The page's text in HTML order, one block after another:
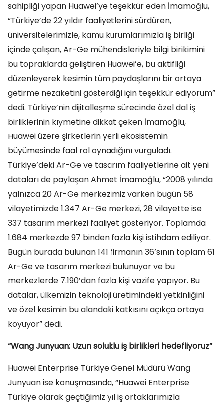
sahipliği yapan Huawei’ye teşekkür eden İmamoğlu,
“Türkiye’de 22 yıldır faaliyetlerini sürdüren,
üniversitelerimizle, kamu kurumlarımızla iş birliği
içinde çalışan, Ar-Ge mühendisleriyle bilgi birikimini
bu topraklarda geliştiren Huawei’e, bu aktifliği
düzenleyerek kesimin tüm paydaşlarını bir ortaya
getirme nezaketini gösterdiği için teşekkür ediyorum”
dedi. Türkiye’nin dijitalleşme sürecinde özel dal iş
birliklerinin kıymetine dikkat çeken İmamoğlu,
Huawei üzere şirketlerin yerli ekosistemin
büyümesinde faal rol oynadığını vurguladı.
Türkiye’deki Ar-Ge ve tasarım faaliyetlerine ait yeni
dataları de paylaşan Ahmet İmamoğlu, “2008 yılında
yalnızca 20 Ar-Ge merkezimiz varken bugün 58
vilayetimizde 1.347 Ar-Ge merkezi, 28 vilayette ise
337 tasarım merkezi faaliyet gösteriyor. Toplamda
1.684 merkezde 97 binden fazla kişi istihdam ediliyor.
Bugün burada bulunan 141 firmanın 36’sının toplam 61
Ar-Ge ve tasarım merkezi bulunuyor ve bu
merkezlerde 7.190’dan fazla kişi vazife yapıyor. Bu
datalar, ülkemizin teknoloji üretimindeki yetkinliğini
ve özel kesimin bu alandaki katkısını açıkça ortaya
koyuyor” dedi.
“Wang Junyuan: Uzun soluklu iş birlikleri hedefliyoruz”
Huawei Enterprise Türkiye Genel Müdürü Wang
Junyuan ise konuşmasında, “Huawei Enterprise
Türkiye olarak geçtiğimiz yıl iş ortaklarımızla